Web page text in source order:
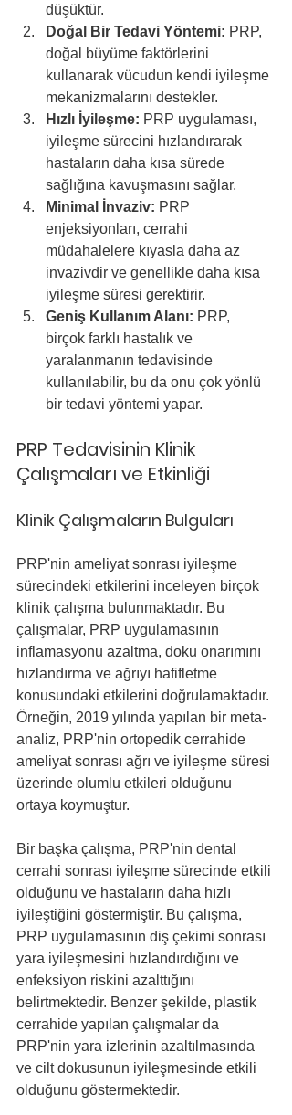
düşüktür.
Doğal Bir Tedavi Yöntemi: PRP,
doğal büyüme faktörlerini
kullanarak vücudun kendi iyileşme
mekanizmalarını destekler.
Hızlı İyileşme: PRP uygulaması,
iyileşme sürecini hızlandırarak
hastaların daha kısa sürede
sağlığına kavuşmasını sağlar.
Minimal İnvaziv: PRP
enjeksiyonları, cerrahi
müdahalelere kıyasla daha az
invazivdir ve genellikle daha kısa
iyileşme süresi gerektirir.
Geniş Kullanım Alanı: PRP,
birçok farklı hastalık ve
yaralanmanın tedavisinde
kullanılabilir, bu da onu çok yönlü
bir tedavi yöntemi yapar.
PRP Tedavisinin Klinik
Çalışmaları ve Etkinliği
Klinik Çalışmaların Bulguları
PRP'nin ameliyat sonrası iyileşme
sürecindeki etkilerini inceleyen birçok
klinik çalışma bulunmaktadır. Bu
çalışmalar, PRP uygulamasının
inflamasyonu azaltma, doku onarımını
hızlandırma ve ağrıyı hafifletme
konusundaki etkilerini doğrulamaktadır.
Örneğin, 2019 yılında yapılan bir meta-
analiz, PRP'nin ortopedik cerrahide
ameliyat sonrası ağrı ve iyileşme süresi
üzerinde olumlu etkileri olduğunu
ortaya koymuştur.
Bir başka çalışma, PRP'nin dental
cerrahi sonrası iyileşme sürecinde etkili
olduğunu ve hastaların daha hızlı
iyileştiğini göstermiştir. Bu çalışma,
PRP uygulamasının diş çekimi sonrası
yara iyileşmesini hızlandırdığını ve
enfeksiyon riskini azalttığını
belirtmektedir. Benzer şekilde, plastik
cerrahide yapılan çalışmalar da
PRP'nin yara izlerinin azaltılmasında
ve cilt dokusunun iyileşmesinde etkili
olduğunu göstermektedir.